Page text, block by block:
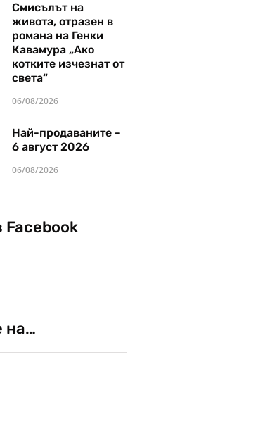
Смисълът на
живота, отразен в
романа на Генки
Кавамура „Ако
котките изчезнат от
света“
06/08/2026
Най-продаваните -
6 август 2026
06/08/2026
Facebook
на…